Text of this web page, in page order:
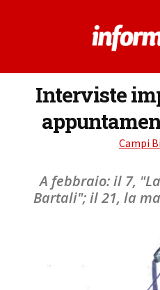
Interviste
Campi
A febbraio: il 7,
Bartali"; il 21, la